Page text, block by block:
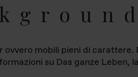
ovvero mobili pieni di
su Das ganze